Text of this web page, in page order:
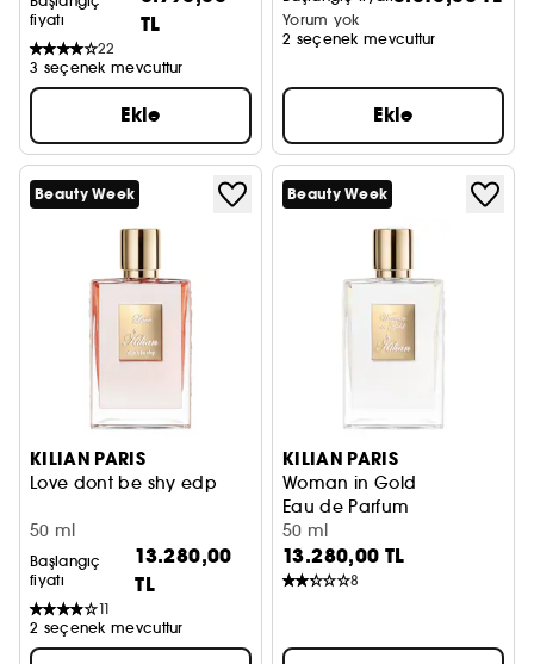
fiyatı
TL
22
3 seçenek mevcuttur
Ekle
Yorum yok
2 seçenek mevcuttur
Ekle
Beauty Week
KILIAN PARIS
Love dont be shy edp
50 ml
Başlangıç
fiyatı
13.280,00
TL
11
2 seçenek mevcuttur
Beauty Week
KILIAN PARIS
Woman in Gold
Eau de Parfum
50 ml
13.280,00 TL
8